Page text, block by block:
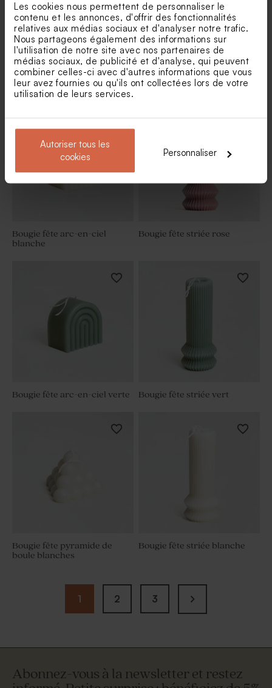
Les cookies nous permettent de personnaliser le
contenu et les annonces, d'offrir des fonctionnalités
relatives aux médias sociaux et d'analyser notre trafic.
Nous partageons également des informations sur
l'utilisation de notre site avec nos partenaires de
médias sociaux, de publicité et d'analyse, qui peuvent
combiner celles-ci avec d'autres informations que vous
leur avez fournies ou qu'ils ont collectées lors de votre
utilisation de leurs services.
Autoriser tous les
cookies
Personnaliser
Bougie en verre anniversaire
et liège
Diffuseur de parfum
anniversaire en verre
Bougie fête arc-en-ciel
blanche
Bougie fête striée rose
Bougie fête arc-en-ciel verte Bougie fête striée vert
Bougie fête pyramide de
boule blanches
Bougie fête striée blanche
1 2 3
Abonnez-vous à la newsletter et restez